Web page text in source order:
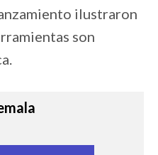
ilustraron
son